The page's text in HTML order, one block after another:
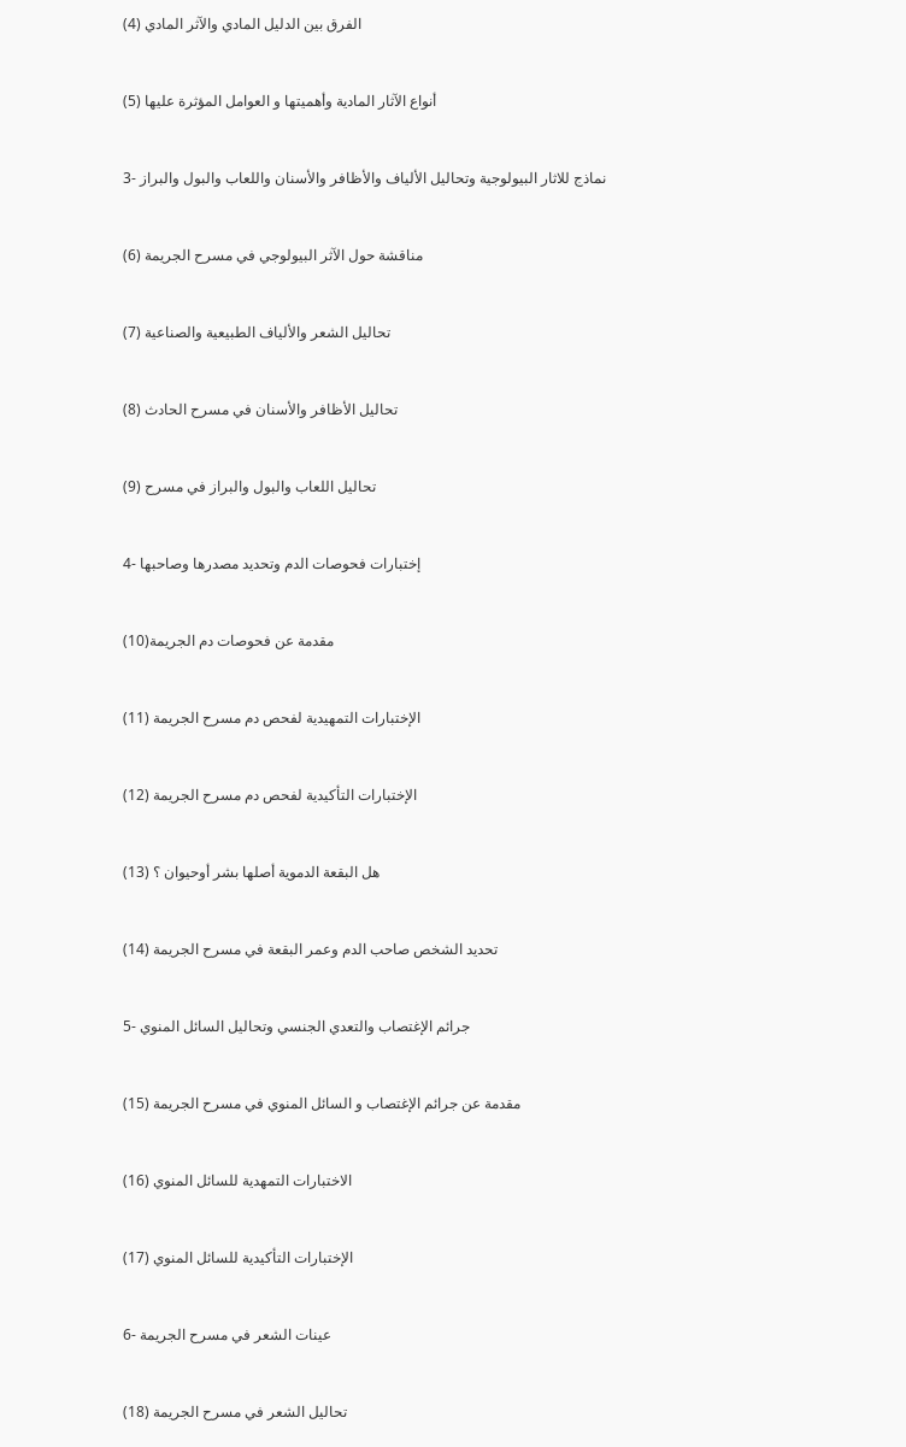
(4) الفرق بين الدليل المادي والآثر المادي
(5) أنواع الآثار المادية وأهميتها و العوامل المؤثرة عليها
3- نماذج للاثار البيولوجية وتحاليل الألياف والأظافر والأسنان واللعاب والبول والبراز
(6) مناقشة حول الآثر البيولوجي في مسرح الجريمة
(7) تحاليل الشعر والألياف الطبيعية والصناعية
(8) تحاليل الأظافر والأسنان في مسرح الحادث
(9) تحاليل اللعاب والبول والبراز في مسرح
4- إختبارات فحوصات الدم وتحديد مصدرها وصاحبها
(10)مقدمة عن فحوصات دم الجريمة
(11) الإختبارات التمهيدية لفحص دم مسرح الجريمة
(12) الإختبارات التأكيدية لفحص دم مسرح الجريمة
(13) هل البقعة الدموية أصلها بشر أوحيوان ؟
(14) تحديد الشخص صاحب الدم وعمر البقعة في مسرح الجريمة
5- جرائم الإغتصاب والتعدي الجنسي وتحاليل السائل المنوي
(15) مقدمة عن جرائم الإغتصاب و السائل المنوي في مسرح الجريمة
(16) الاختبارات التمهدية للسائل المنوي
(17) الإختبارات التأكيدية للسائل المنوي
6- عينات الشعر في مسرح الجريمة
(18) تحاليل الشعر في مسرح الجريمة